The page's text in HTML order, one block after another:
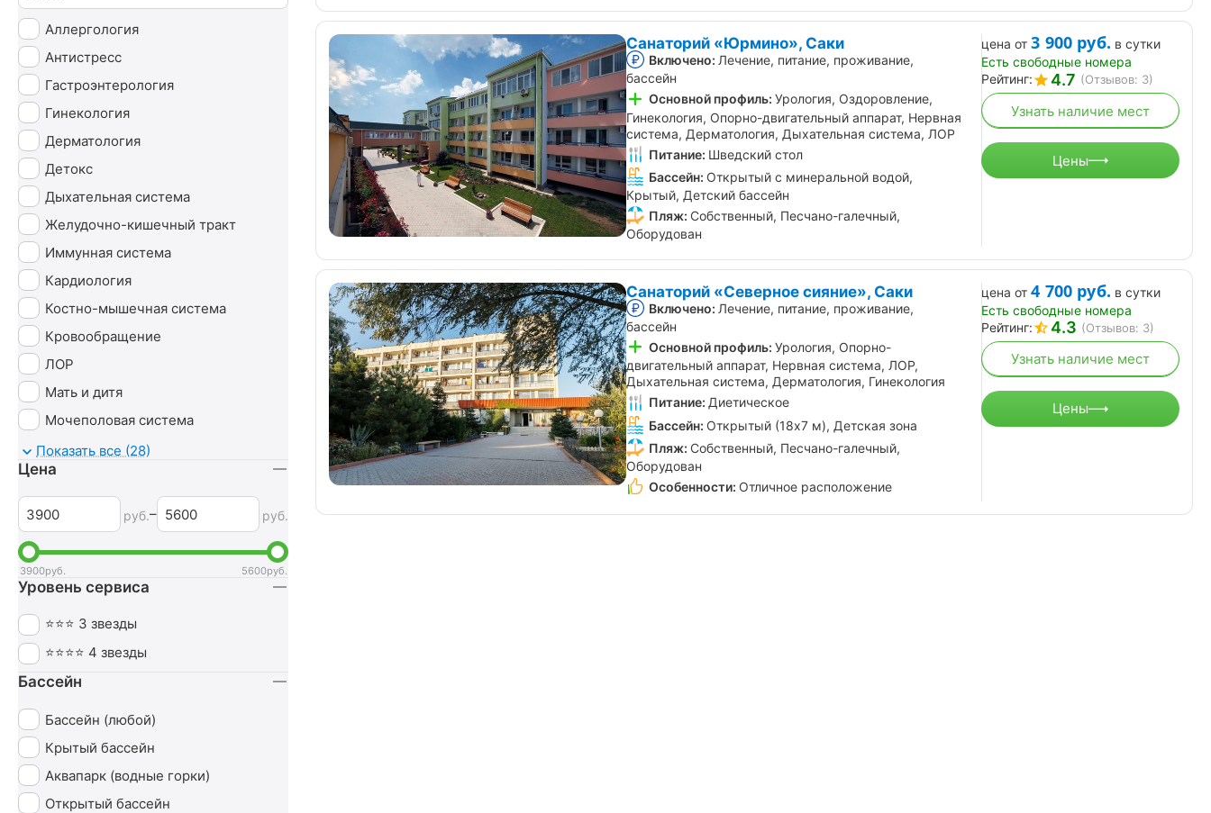
Санаторий «Юрмино», Саки
Включено: Лечение, питание, проживание,
бассейн
Основной профиль: Урология, Оздоровление,
Гинекология, Опорно-двигательный аппарат, Нервная
система, Дерматология, Дыхательная система, ЛОР
Питание: Шведский стол
Бассейн: Открытый с минеральной водой,
Крытый, Детский бассейн
Пляж: Собственный, Песчано-галечный,
Оборудован
цена от 3 900 руб. в сутки
Есть свободные номера
Рейтинг:
4.7 (Отзывов: 3)
Узнать наличие мест
Цены
Санаторий «Северное сияние», Саки
Включено: Лечение, питание, проживание,
бассейн
Основной профиль: Урология, Опорно-
двигательный аппарат, Нервная система, ЛОР,
Дыхательная система, Дерматология, Гинекология
Питание: Диетическое
Бассейн: Открытый (18x7 м), Детская зона
Пляж: Собственный, Песчано-галечный,
Оборудован
Особенности: Отличное расположение
цена от 4 700 руб. в сутки
Есть свободные номера
Рейтинг:
4.3 (Отзывов: 3)
Узнать наличие мест
Цены
Аллергология
Антистресс
Гастроэнтерология
Гинекология
Дерматология
Детокс
Дыхательная система
Желудочно-кишечный тракт
Иммунная система
Кардиология
Костно-мышечная система
Кровообращение
ЛОР
Мать и дитя
Мочеполовая система
Неврология
Нервная система
Обмен веществ
Оздоровительный
Опорно-двигательный аппарат
Ортопедия
Похудение
Урология
Чекап
Эндокринная система
Показать все (28)
Цена
руб.– руб.
3900руб. 5600руб.
Уровень сервиса
⭐⭐⭐ 3 звезды
⭐⭐⭐⭐ 4 звезды
Бассейн
Бассейн (любой)
Крытый бассейн
Аквапарк (водные горки)
Открытый бассейн